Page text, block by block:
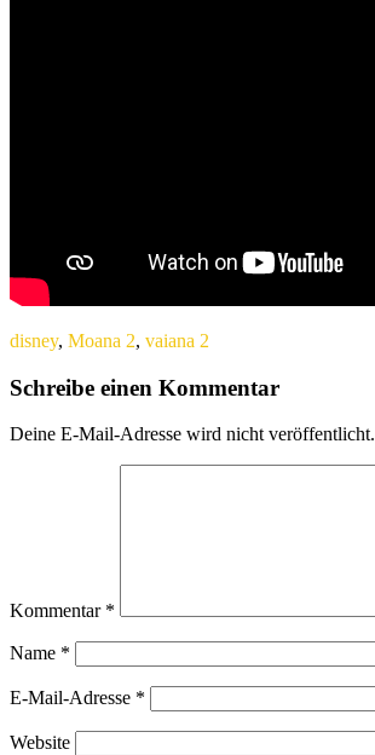
disney, Moana 2, vaiana 2
Schreibe einen Kommentar
Deine E-Mail-Adresse wird nicht veröffentlicht.
Kommentar *
Name *
E-Mail-Adresse *
Website